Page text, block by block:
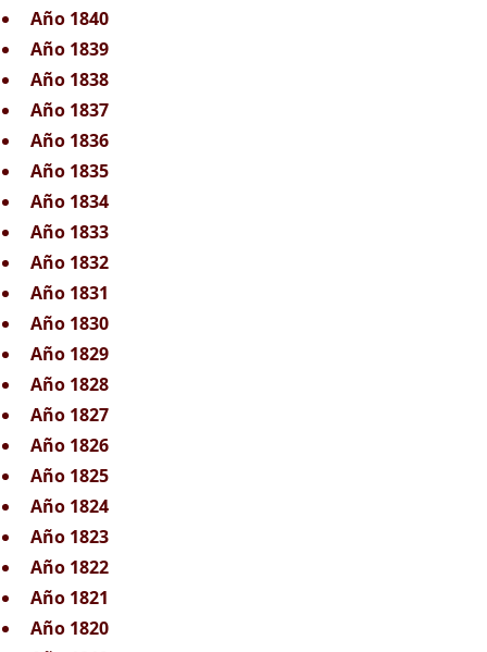
Año 1840
Año 1839
Año 1838
Año 1837
Año 1836
Año 1835
Año 1834
Año 1833
Año 1832
Año 1831
Año 1830
Año 1829
Año 1828
Año 1827
Año 1826
Año 1825
Año 1824
Año 1823
Año 1822
Año 1821
Año 1820